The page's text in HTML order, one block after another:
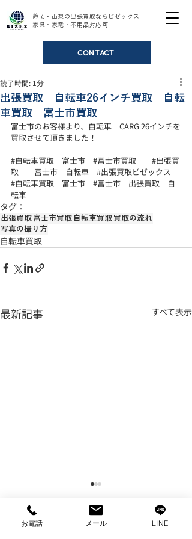
静岡・山梨の出張買取ならビゼックス｜
家具・家電・不用品対応可
CONTACT
出張買取 自転車26インチ買取 自転
車買取 富士市買取
読了時間: 1分
富士市のお客様より、自転車　CARG 26インチを
買取させて頂きました！
#自転車買取 富士市 #富士市買取
#出張買
取 富士市　自転車 #出張買取ビゼックス
#自転車買取 富士市 #富士市 出張買取　自
転車
タグ：
出張買取 富士市買取 自転車買取 買取の流れ
写真の撮り方
自転車買取
最新記事 すべて表示
お電話 メール LINE